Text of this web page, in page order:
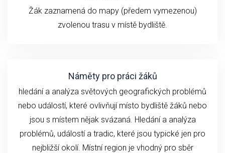
Žák zaznamená do mapy (předem vymezenou)
zvolenou trasu v místě bydliště.
Náměty pro práci žáků
hledání a analýza světových geografických problémů
nebo událostí, které ovlivňují místo bydliště žáků nebo
jsou s místem nějak svázaná. Hledání a analýza
problémů, událostí a tradic, které jsou typické jen pro
nejbližší okolí. Místní region je vhodný pro sběr